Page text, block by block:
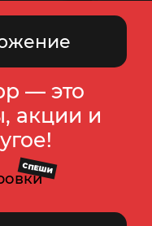
— это
акции и
СПЕШИ